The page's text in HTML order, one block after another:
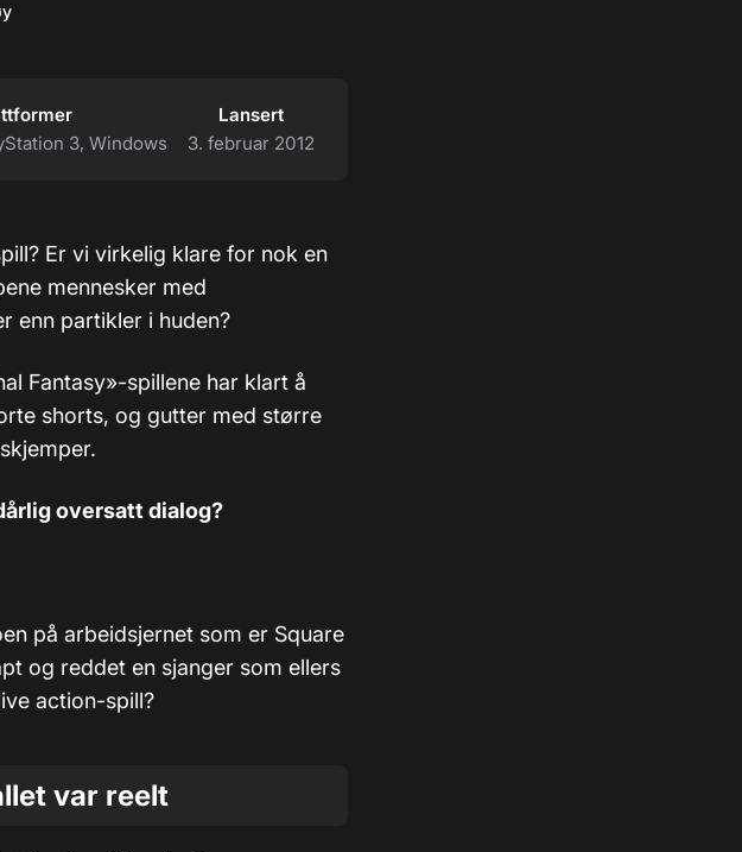
3, Windows
Lansert
3. februar 2012
Er vi virkelig klare for nok en
mennesker med
enn partikler i huden?
Fantasy»-spillene har klart å
shorts, og gutter med større
oversatt dialog?
på arbeidsjernet som er Square
og reddet en sjanger som ellers
action-spill?
var reelt